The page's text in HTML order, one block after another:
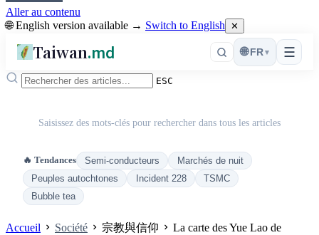
Aller au contenu
🌐 English version available → Switch to English ✕
Taiwan.md ☰
🌐 FR ▾
ESC
Saisissez des mots-clés pour rechercher dans tous les articles
🔥 Tendances Semi-conducteurs
Marchés de nuit
Peuples autochtones
Incident 228
TSMC
Bubble tea
Accueil Société 宗教與信仰
La carte des Yue Lao de